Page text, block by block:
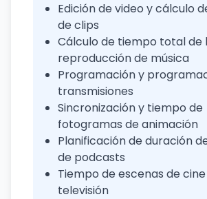
Edición de video y cálculo
de clips
Cálculo de tiempo total de
reproducción de música
Programación y
transmisiones
Sincronización y tiempo de
fotogramas de animación
Planificación de duración
de podcasts
Tiempo de escenas de
televisión